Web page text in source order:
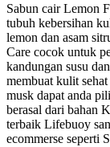
Sabun cair Lemon
tubuh kebersihan
lemon dan asam
Care cocok untuk
kandungan susu
membuat kulit
musk dapat anda
berasal dari bahan
terbaik Lifebuoy
ecommerse seperti